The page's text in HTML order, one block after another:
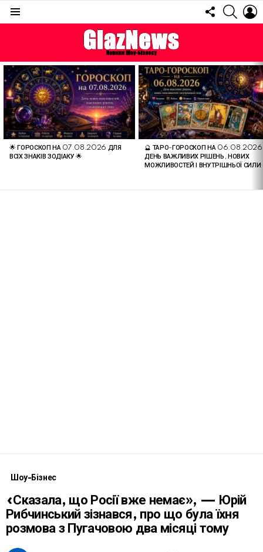
FOLLOW
US
ОСТАННІ
СТАТТІ
🌟 ГОРОСКОП НА 07.08.2026 ДЛЯ
ВСІХ ЗНАКІВ ЗОДІАКУ 🌟
🔮 ТАРО-ГОРОСКОП НА
ДЕНЬ ВАЖЛИВИХ РІШЕНЬ, НОВИХ
МОЖЛИВОСТЕЙ І ВНУТРІШНЬОЇ СИЛИ
Шоу-Бізнес
«Сказала, що Росії вже немає», — Юрій
Рибчинський зізнався, про що була їхня
розмова з Пугачовою два місяці тому